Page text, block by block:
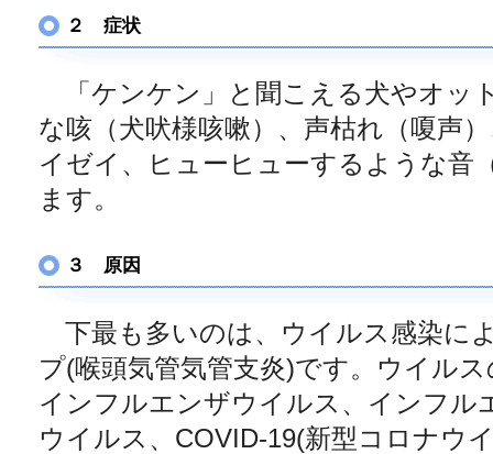
２ 症状
「ケンケン」と聞こえる犬やオッ
な咳（犬吠様咳嗽）、声枯れ（嗄声
イゼイ、ヒューヒューするような音
ます。
３ 原因
下最も多いのは、ウイルス感染に
プ(喉頭気管気管支炎)です。ウイル
インフルエンザウイルス、インフル
ウイルス、COVID-19(新型コロナウ